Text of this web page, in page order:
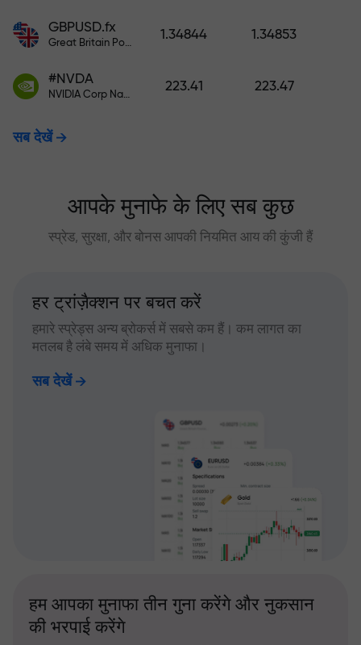
GBPUSD.fx
Great Britain Pound vs US Dollar
1.34844 1.34853
#NVDA
NVIDIA Corp Nasdaq Stock Exchange (Nasdaq) USD
223.41 223.47
सब देखें
आपके मुनाफे के लिए सब कुछ
स्प्रेड, सुरक्षा, और बोनस आपकी नियमित आय की कुंजी हैं
हर ट्रांज़ैक्शन पर बचत करें
हमारे स्प्रेड्स अन्य ब्रोकर्स में सबसे कम हैं। कम लागत का
मतलब है लंबे समय में अधिक मुनाफा।
सब देखें
हम आपका मुनाफा तीन गुना करेंगे और नुकसान
की भरपाई करेंगे